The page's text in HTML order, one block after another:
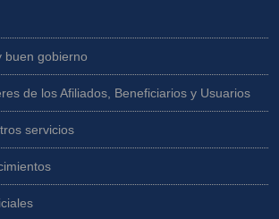
buen gobierno
de los Afiliados, Beneficiarios y Usuarios
servicios